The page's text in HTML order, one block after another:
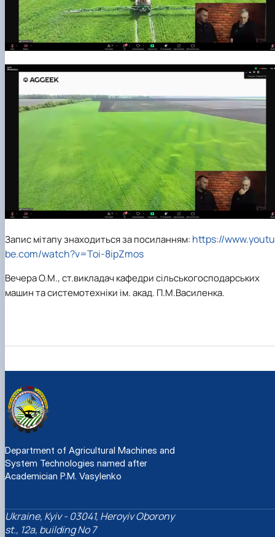
Запис мітапу знаходиться за посиланням: https://www.youtu
be.com/watch?v=Toi-8ipZmos
Вечера О.М., ст.викладач кафедри сільськогосподарських
машин та системотехніки ім. акад. П.М.Василенка.
Department of Agricultural Machines and
System Technologies named after
Academician P.M. Vasylenko
Ukraine, Kyiv - 03041, Heroyiv Oborony
st., 12a, building No 7